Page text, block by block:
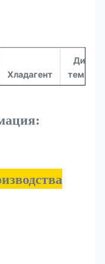
Хладагент
(°C)
рэндов